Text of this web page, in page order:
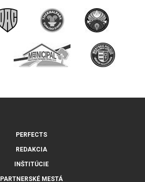
PERFECTS
REDAKCIA
INŠTITÚCIE
PARTNERSKÉ MESTÁ